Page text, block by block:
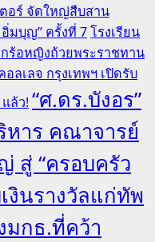
อร์ จัดใหญ่สืบสาน
อิ่มบุญ” ครั้งที่ 7โรงเรียน
ร้อหญิงถ้วยพระราชทาน
ลเลจ กรุงเทพฯ เปิดรับ
ล้ว!“ศ.ดร.บังอร”
หาร คณาจารย์
สู่ “ครอบครัว
งินรางวัลแก่ทัพ
กธ.ที่คว้า